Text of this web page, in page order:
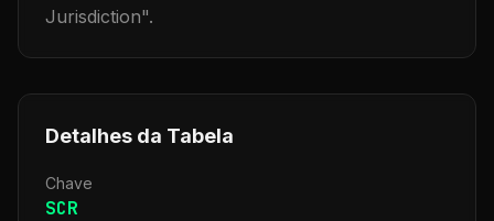
Jurisdiction".
Detalhes da Tabela
Chave
SCR